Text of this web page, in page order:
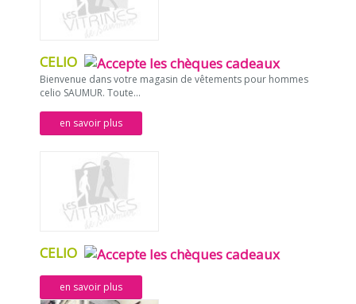
CELIO
Bienvenue dans votre magasin de vêtements pour hommes
celio SAUMUR. Toute...
en savoir plus
CELIO
en savoir plus